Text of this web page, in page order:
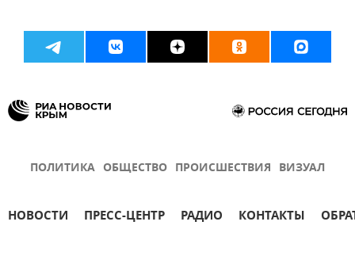
ПОЛИТИКА ОБЩЕСТВО ПРОИСШЕСТВИЯ ВИЗУАЛ
НОВОСТИ ПРЕСС-ЦЕНТР РАДИО КОНТАКТЫ